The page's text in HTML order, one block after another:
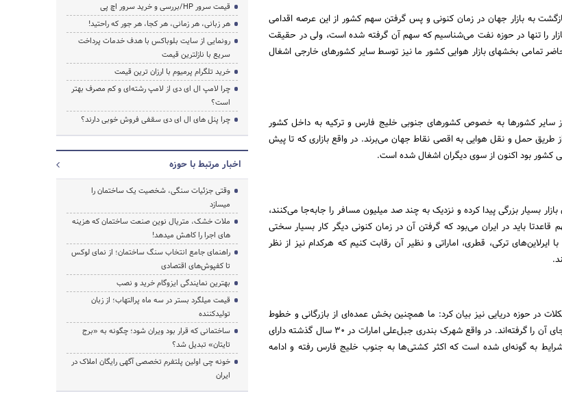
جستجوبه بازار جهان در زمان کنونی و پس گرفتن سهم کشور از این عرصه اقدامی
را تنها در حوزه نفت می‌شناسیم که سهم آن گرفته شده است، ولی در حقیقت
تمامی بخشهای بازار هوایی کشور ما نیز توسط سایر کشورهای خارجی اشغال
از سایر کشورها به خصوص کشورهای جنوبی خلیج فارس و ترکیه به داخل کشور
طریق حمل و نقل هوایی به اقصی نقاط جهان می‌برند. در واقع بازاری که تا پیش
بود اکنون از سوی دیگران اشغال شده است.
بسیار بزرگی پیدا کرده و نزدیک به چند صد میلیون مسافر را جابه‌جا می‌کنند،
باید در ایران می‌بود که گرفتن آن در زمان کنونی دیگر کار بسیار سختی
ایرلاین‌های ترکی، قطری، اماراتی و نظیر آن رقابت کنیم که هرکدام نیز از نظر
در حوزه دریایی نیز بیان کرد: ما همچنین بخش عمده‌ای از بازرگانی و خطوط
کشور در دریا را نیز خالی کرده و دیگران جای آن را گرفته‌اند. در واقع شهرک بندری جبل‌علی امارات در 30 سال گذشته دارای
به گونه‌ای شده است که اکثر کشتی‌ها به جنوب خلیج فارس رفته و ادامه
قیمت سرور HP/بررسی و خرید سرور اچ پی
هر زبانی، هر زمانی، هر کجا، هر جور که راحتید!
رونمایی از سایت بلوباکس با هدف خدمات پرداخت
سریع با نازلترین قیمت
خرید تلگرام پرمیوم با ارزان ترین قیمت
چرا لامپ ال ای دی از لامپ رشته‌ای و کم مصرف بهتر
است؟
چرا پنل های ال ای دی سقفی فروش خوبی دارند؟
اخبار مرتبط با حوزه
وقتی جزئیات سنگی، شخصیت یک ساختمان را
میسازد
ملات خشک، متریال نوین صنعت ساختمان که هزینه‌
های اجرا را کاهش میدهد!
راهنمای جامع انتخاب سنگ ساختمان؛ از نمای لوکس
تا کفپوش‌های اقتصادی
بهترین نمایندگی ایزوگام خرید و نصب
قیمت میلگرد بستر در سه ماه پرالتهاب؛ از زبان
تولیدکننده
ساختمانی که قرار بود ویران شود؛ چگونه به «برج
تایتان» تبدیل شد؟
خونه چی اولین پلتفرم تخصصی آگهی رایگان املاک در
ایران